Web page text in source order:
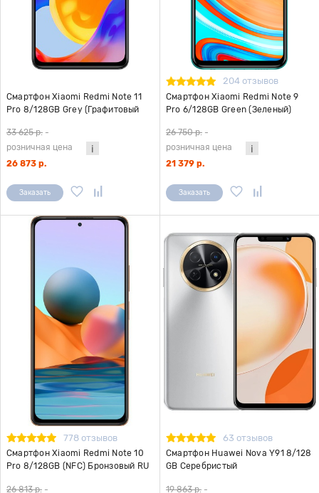
Смартфон Xiaomi Redmi Note 11
Pro 8/128GB Grey (Графитовый
33 625 р. -
розничная цена
26 873 р.
Заказать
204 отзывов
Смартфон Xiaomi Redmi Note 9
Pro 6/128GB Green (Зеленый)
26 750 р. -
розничная цена
21 379 р.
Заказать
778 отзывов
Смартфон Xiaomi Redmi Note 10
Pro 8/128GB (NFC) Бронзовый RU
26 813 р. -
63 отзывов
Смартфон Huawei Nova Y91 8/128
GB Серебристый
19 863 р. -